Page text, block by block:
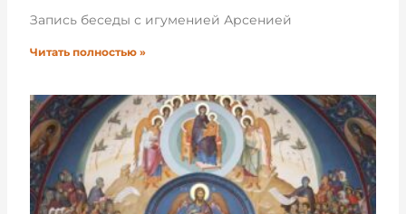
Запись беседы с игуменией Арсенией
Читать полностью »